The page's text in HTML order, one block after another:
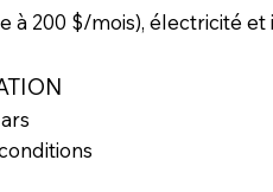
à 200 $/mois), électricité et